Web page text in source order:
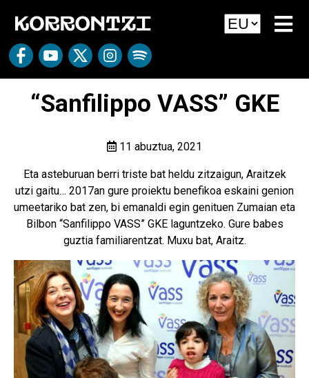
“Sanfilippo VASS” GKE
11 abuztua, 2021
Eta asteburuan berri triste bat heldu zitzaigun, Araitzek
utzi gaitu… 2017an gure proiektu benefikoa eskaini genion
umeetariko bat zen, bi emanaldi egin genituen Zumaian eta
Bilbon “Sanfilippo VASS” GKE laguntzeko. Gure babes
guztia familiarentzat. Muxu bat, Araitz.